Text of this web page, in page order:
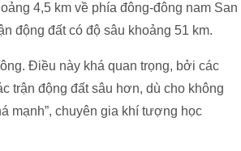
4,5 km về phía đông-đông nam San
động đất có độ sâu khoảng 51 km.
Điều này khá quan trọng, bởi các
trận động đất sâu hơn, dù cho không
mạnh”, chuyên gia khí tượng học